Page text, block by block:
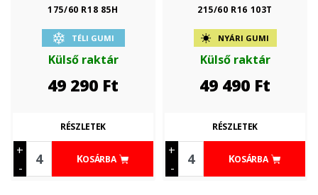
175/60 R18 85H
TÉLI GUMI
Külső raktár
49 290 Ft
+
-
KOSÁRBA
RÉSZLETEK
215/60 R16 103T
NYÁRI GUMI
Külső raktár
49 490 Ft
+
-
KOSÁRBA
RÉSZLETEK